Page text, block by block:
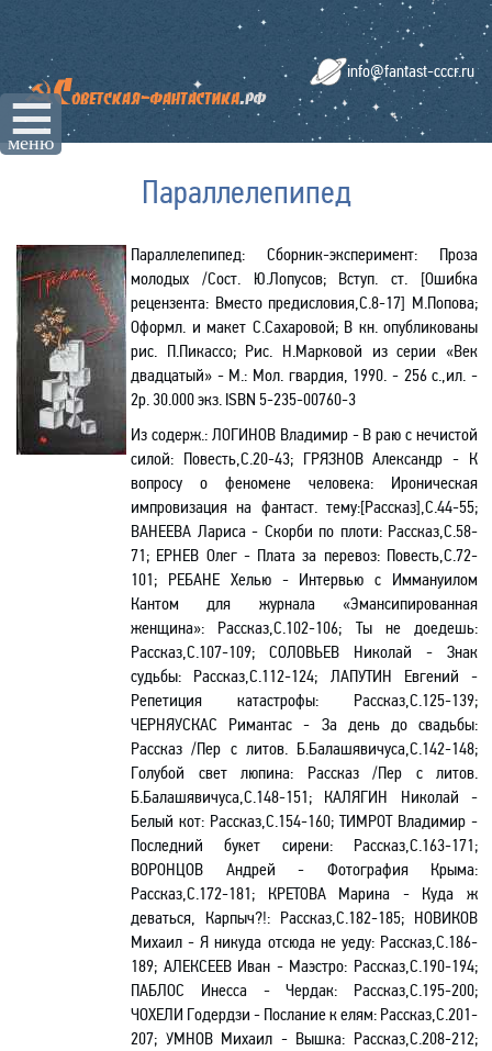
☰
меню
info@fantast-cccr.ru
Параллелепипед
Параллелепипед: Сборник-эксперимент: Проза
молодых /Сост. Ю.Лопусов; Вступ. ст. [Ошибка
рецензента: Вместо предисловия,С.8-17] М.Попова;
Оформл. и макет С.Сахаровой; В кн. опубликованы
рис. П.Пикассо; Рис. Н.Марковой из серии «Век
двадцатый» - М.: Мол. гвардия, 1990. - 256 с.,ил. -
2р. 30.000 экз. ISBN 5-235-00760-3
Из содерж.: ЛОГИНОВ Владимир - В раю с нечистой
силой: Повесть,С.20-43; ГРЯЗНОВ Александр - К
вопросу о феномене человека: Ироническая
импровизация на фантаст. тему:[Рассказ],С.44-55;
ВАНЕЕВА Лариса - Скорби по плоти: Рассказ,С.58-
71; ЕРНЕВ Олег - Плата за перевоз: Повесть,С.72-
101; РЕБАНЕ Хелью - Интервью с Иммануилом
Кантом для журнала «Эмансипированная
женщина»: Рассказ,С.102-106; Ты не доедешь:
Рассказ,С.107-109; СОЛОВЬЕВ Николай - Знак
судьбы: Рассказ,С.112-124; ЛАПУТИН Евгений -
Репетиция катастрофы: Рассказ,С.125-139;
ЧЕРНЯУСКАС Римантас - За день до свадьбы:
Рассказ /Пер с литов. Б.Балашявичуса,С.142-148;
Голубой свет люпина: Рассказ /Пер с литов.
Б.Балашявичуса,С.148-151; КАЛЯГИН Николай -
Белый кот: Рассказ,С.154-160; ТИМРОТ Владимир -
Последний букет сирени: Рассказ,С.163-171;
ВОРОНЦОВ Андрей - Фотография Крыма:
Рассказ,С.172-181; КРЕТОВА Марина - Куда ж
деваться, Карпыч?!: Рассказ,С.182-185; НОВИКОВ
Михаил - Я никуда отсюда не уеду: Рассказ,С.186-
189; АЛЕКСЕЕВ Иван - Маэстро: Рассказ,С.190-194;
ПАБЛОС Инесса - Чердак: Рассказ,С.195-200;
ЧОХЕЛИ Годердзи - Послание к елям: Рассказ,С.201-
207; УМНОВ Михаил - Вышка: Рассказ,С.208-212;